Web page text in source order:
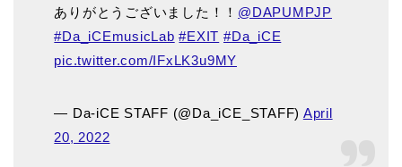
ありがとうございました！！ @DAPUMPJP
#Da_iCEmusicLab #EXIT #Da_iCE
pic.twitter.com/IFxLK3u9MY
— Da-iCE STAFF (@Da_iCE_STAFF) April
20, 2022